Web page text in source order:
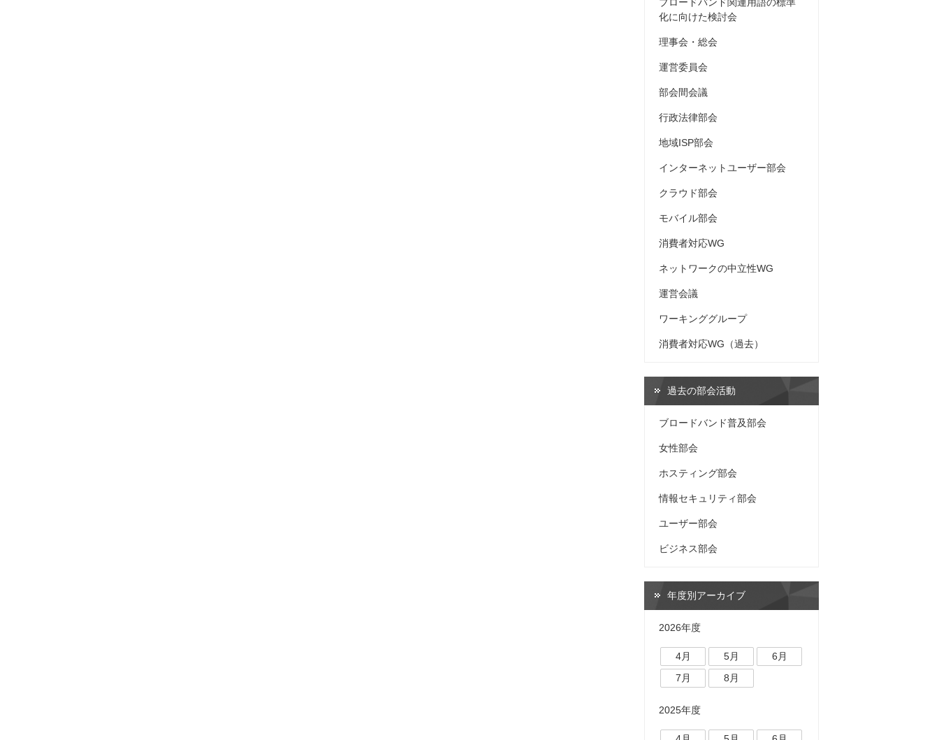
化に向けた検討会
理事会・総会
運営委員会
部会間会議
行政法律部会
地域ISP部会
インターネットユーザー部会
クラウド部会
モバイル部会
消費者対応WG
ネットワークの中立性WG
運営会議
ワーキンググループ
消費者対応WG（過去）
過去の部会活動
ブロードバンド普及部会
女性部会
ホスティング部会
情報セキュリティ部会
ユーザー部会
ビジネス部会
年度別アーカイブ
2026年度
4月 5月
6月
7月
8月
2025年度